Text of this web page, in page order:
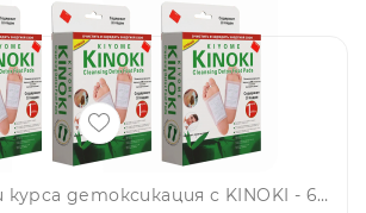
ДВА 15-дневни курса детоксикация с KINOKI - 60 пластира. Здраве от Изтока, подходящ за всяка възраст. 6 кутии + 2 кутии ПОДАРЪК